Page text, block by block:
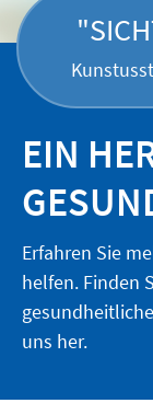
EIN
Erfahren Sie
helfen. Finden
uns her.